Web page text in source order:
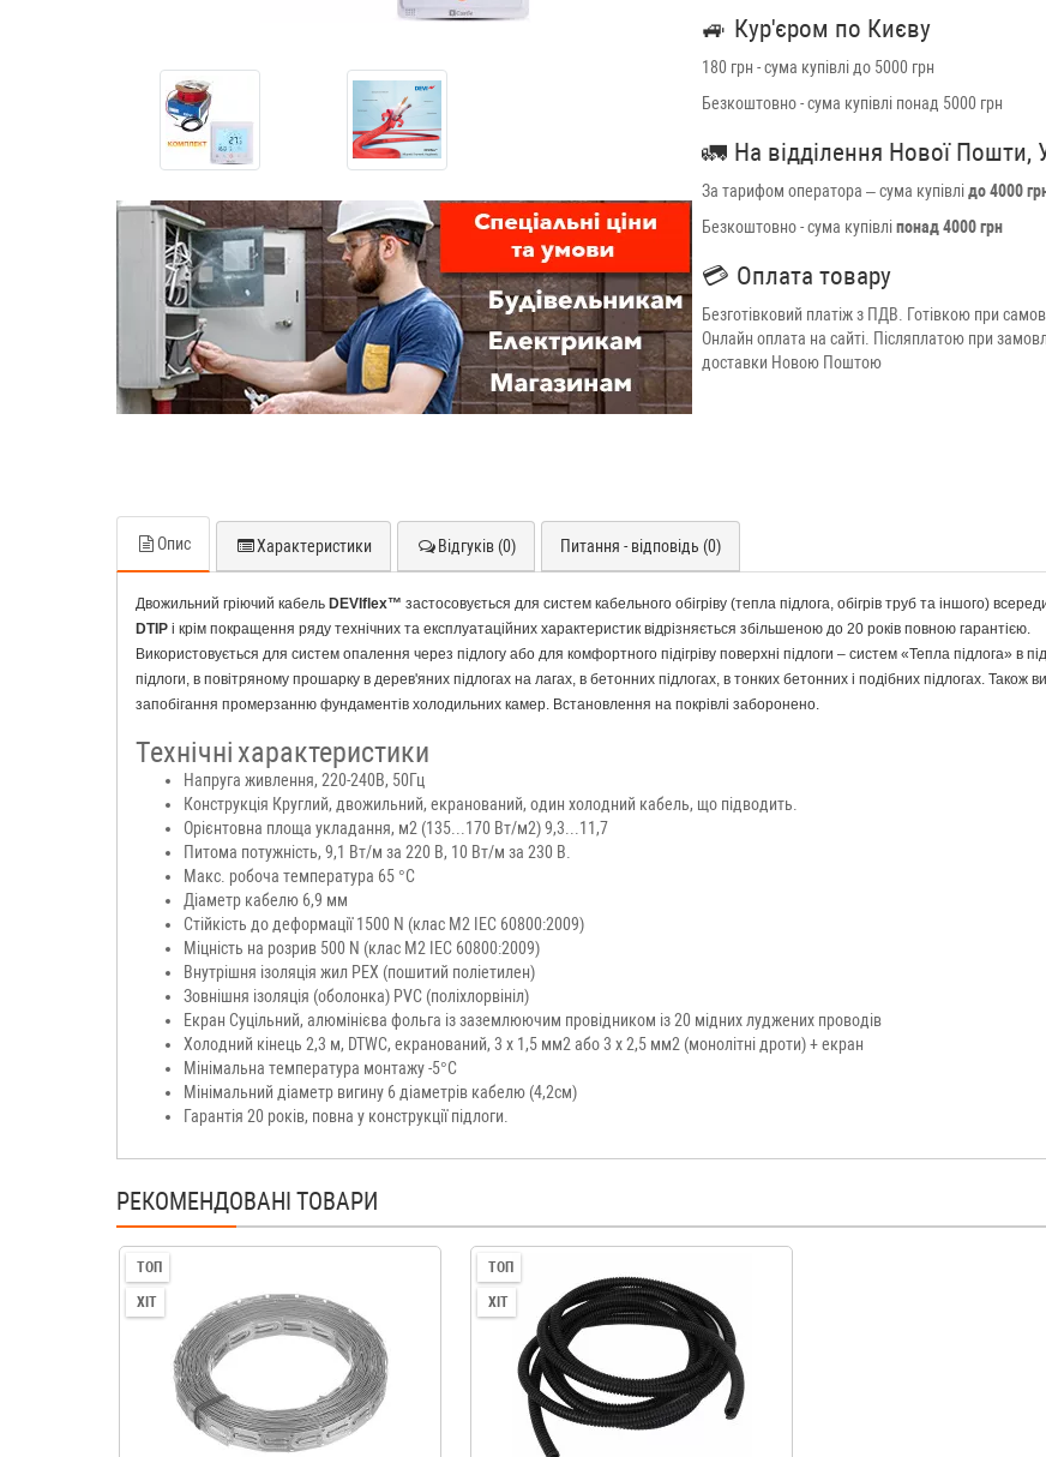
🚙 Кур'єром по Києву
180 грн - сума купівлі до 5000 грн
Безкоштовно - сума купівлі понад 5000 грн
🚛 На відділення Нової Пошти,
За тарифом оператора – сума купівлідо 4000
Безкоштовно - сума купівліпонад 4000 грн
💳 Оплата товару
Безготівковий платіж з ПДВ. Готівкою при
Онлайн оплата на сайті. Післяплатою при
доставки Новою Поштою
Опис Характеристики Відгуків (0) Питання - відповідь (0)
Двожильний гріючий кабель DEVIflex™ застосовується для систем кабельного обігріву (тепла підлога, обігрів труб та іншого)
DTIP і крім покращення ряду технічних та експлуатаційних характеристик відрізняється збільшеною до 20 років повною гарантією.
Використовується для систем опалення через підлогу або для комфортного підігріву поверхні підлоги – систем «Тепла підлога»
підлоги, в повітряному прошарку в дерев'яних підлогах на лагах, в бетонних підлогах, в тонких бетонних і подібних підлогах. Також
запобігання промерзанню фундаментів холодильних камер. Встановлення на покрівлі заборонено.
Технічні характеристики
Напруга живлення, 220-240В, 50Гц
Конструкція Круглий, двожильний, екранований, один холодний кабель, що підводить.
Орієнтовна площа укладання, м2 (135...170 Вт/м2) 9,3...11,7
Питома потужність, 9,1 Вт/м за 220 В, 10 Вт/м за 230 В.
Макс. робоча температура 65 °C
Діаметр кабелю 6,9 мм
Стійкість до деформації 1500 N (клас М2 IEC 60800:2009)
Міцність на розрив 500 N (клас М2 IEC 60800:2009)
Внутрішня ізоляція жил PEX (пошитий поліетилен)
Зовнішня ізоляція (оболонка) PVC (поліхлорвініл)
Екран Суцільний, алюмінієва фольга із заземлюючим провідником із 20 мідних луджених проводів
Холодний кінець 2,3 м, DTWC, екранований, 3 х 1,5 мм2 або 3 х 2,5 мм2 (монолітні дроти) + екран
Мінімальна температура монтажу -5°C
Мінімальний діаметр вигину 6 діаметрів кабелю (4,2см)
Гарантія 20 років, повна у конструкції підлоги.
РЕКОМЕНДОВАНІ ТОВАРИ
ТОП
ХІТ
ТОП
ХІТ